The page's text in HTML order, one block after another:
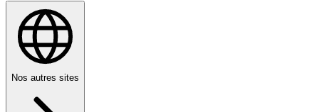
Nos autres sites